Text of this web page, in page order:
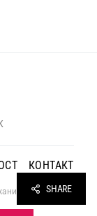
КОНТАКТ
SHARE